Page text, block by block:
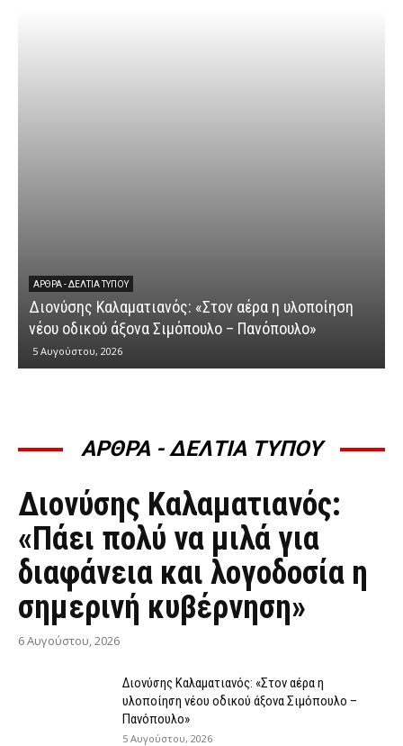
ΆΡΘΡΑ - ΔΕΛΤΊΑ ΤΎΠΟΥ
Διονύσης Καλαματιανός: «Στον αέρα η υλοποίηση
νέου οδικού άξονα Σιμόπουλο – Πανόπουλο»
5 Αυγούστου, 2026
ΑΡΘΡΑ - ΔΕΛΤΙΑ ΤΥΠΟΥ
ΆΡΘΡΑ - ΔΕΛΤΊΑ ΤΎΠΟΥ
Διονύσης Καλαματιανός:
«Πάει πολύ να μιλά για
διαφάνεια και λογοδοσία η
σημερινή κυβέρνηση»
6 Αυγούστου, 2026
Διονύσης Καλαματιανός: «Στον αέρα η
υλοποίηση νέου οδικού άξονα Σιμόπουλο –
Πανόπουλο»
5 Αυγούστου, 2026